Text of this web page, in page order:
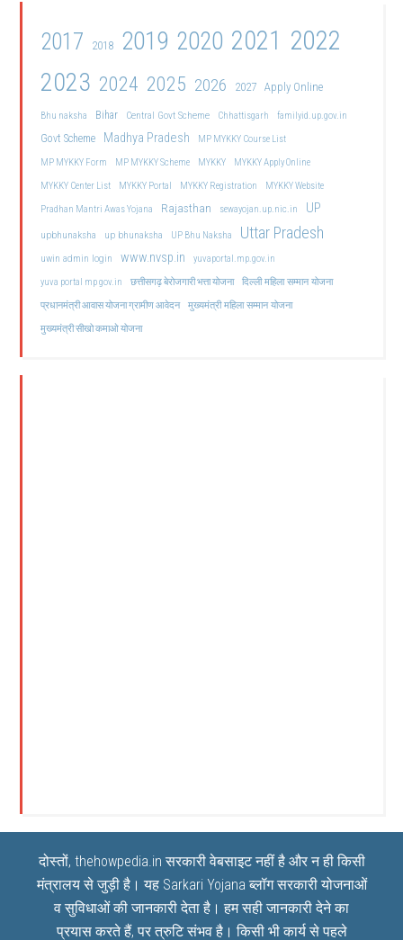
2017 2018 2019 2020 2021 2022
2023 2024 2025 2026 2027 Apply Online
Bhu naksha Bihar Central Govt Scheme Chhattisgarh familyid.up.gov.in
Govt Scheme Madhya Pradesh
MP MYKKY Course List
MP MYKKY Form
MP MYKKY Scheme MYKKY
MYKKY Apply Online
MYKKY Center List
MYKKY Portal MYKKY Registration
MYKKY Website
Pradhan Mantri Awas Yojana
Rajasthan sewayojan.up.nic.in UP
upbhunaksha up bhunaksha UP Bhu Naksha Uttar Pradesh
uwin admin login www.nvsp.in
yuvaportal.mp.gov.in
yuva portal mp gov.in
छत्तीसगढ़ बेरोजगारी भत्ता योजना दिल्ली महिला सम्मान योजना
प्रधानमंत्री आवास योजना ग्रामीण आवेदन मुख्यमंत्री महिला सम्मान योजना
मुख्यमंत्री सीखो कमाओ योजना
दोस्तों, thehowpedia.in सरकारी वेबसाइट नहीं है और न ही किसी
मंत्रालय से जुड़ी है। यह Sarkari Yojana ब्लॉग सरकारी योजनाओं
व सुविधाओं की जानकारी देता है। हम सही जानकारी देने का
प्रयास करते हैं, पर त्रुटि संभव है। किसी भी कार्य से पहले